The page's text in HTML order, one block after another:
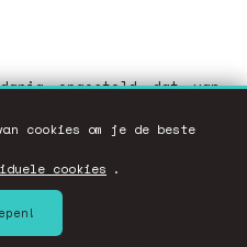
opgesteld dat van
de vraag kunnen
kunnen
alternatieven kan
aanzienlijk om bij
te beantwoorden. Lees
cookies om je de beste
cookies .